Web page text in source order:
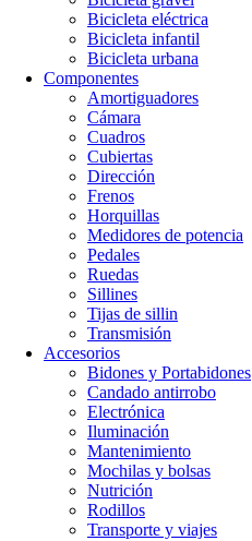
Bicicleta eléctrica
Bicicleta infantil
Bicicleta urbana
Componentes
Amortiguadores
Cámara
Cuadros
Cubiertas
Dirección
Frenos
Horquillas
Medidores de potencia
Pedales
Ruedas
Sillines
Tijas de sillin
Transmisión
Accesorios
Bidones y Portabidones
Candado antirrobo
Electrónica
Iluminación
Mantenimiento
Mochilas y bolsas
Nutrición
Rodillos
Transporte y viajes